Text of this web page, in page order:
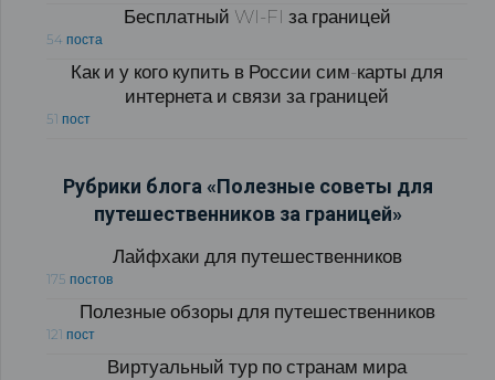
Бесплатный WI-FI за границей
54 поста
Как и у кого купить в России сим-карты для
интернета и связи за границей
51 пост
Рубрики блога «Полезные советы для
путешественников за границей»
Лайфхаки для путешественников
175 постов
Полезные обзоры для путешественников
121 пост
Виртуальный тур по странам мира